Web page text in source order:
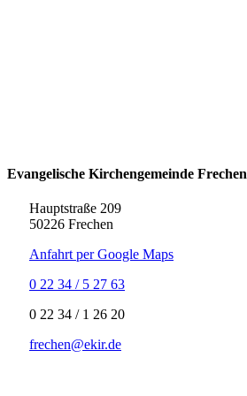
Evangelische Kirchengemeinde Frechen
Hauptstraße 209
50226 Frechen
Anfahrt per Google Maps
0 22 34 / 5 27 63
‍0 22 34 / ‍1 26 20
frechen@ekir.de